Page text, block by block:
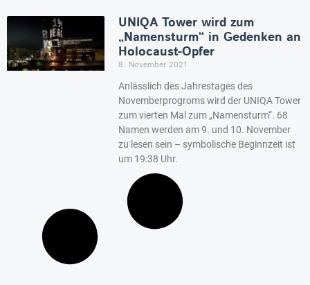
UNIQA Tower wird zum
„Namensturm“ in Gedenken an
Holocaust-Opfer
8. November 2021
Anlässlich des Jahrestages des
Novemberprogroms wird der UNIQA Tower
zum vierten Mal zum „Namensturm“. 68
Namen werden am 9. und 10. November
zu lesen sein – symbolische Beginnzeit ist
um 19:38 Uhr.